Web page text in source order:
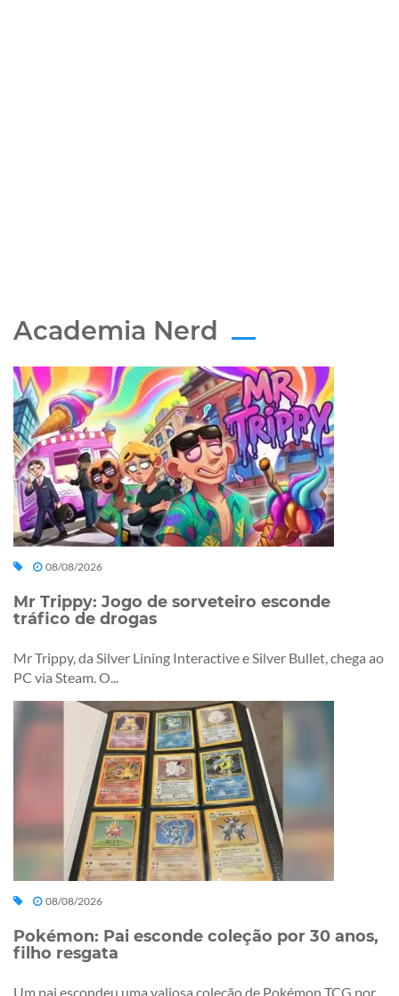
Academia Nerd
08/08/2026
Mr Trippy: Jogo de sorveteiro esconde
tráfico de drogas
Mr Trippy, da Silver Lining Interactive e Silver Bullet, chega ao
PC via Steam. O...
08/08/2026
Pokémon: Pai esconde coleção por 30 anos,
filho resgata
Um pai escondeu uma valiosa coleção de Pokémon TCG por